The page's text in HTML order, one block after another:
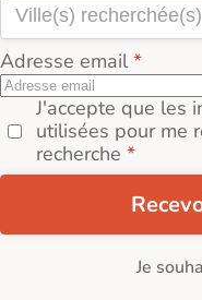
Adresse email
J'accepte que les
utilisées pour me
recherche
Je